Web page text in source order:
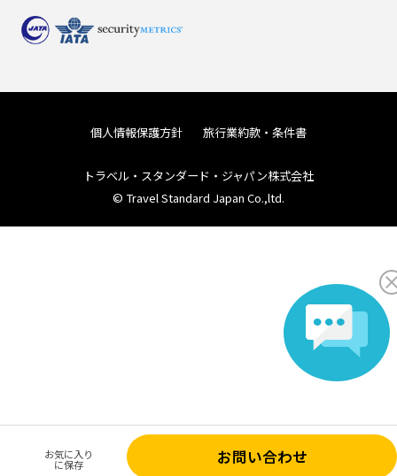
お気に入り
に保存 お問い合わせ
個人情報保護方針 旅行業約款・条件書
トラベル・スタンダード・ジャパン株式会社
© Travel Standard Japan Co.,ltd.